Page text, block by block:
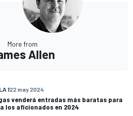
More from
Allen
122 may 2024
venderá entradas más baratas para
los aficionados en 2024